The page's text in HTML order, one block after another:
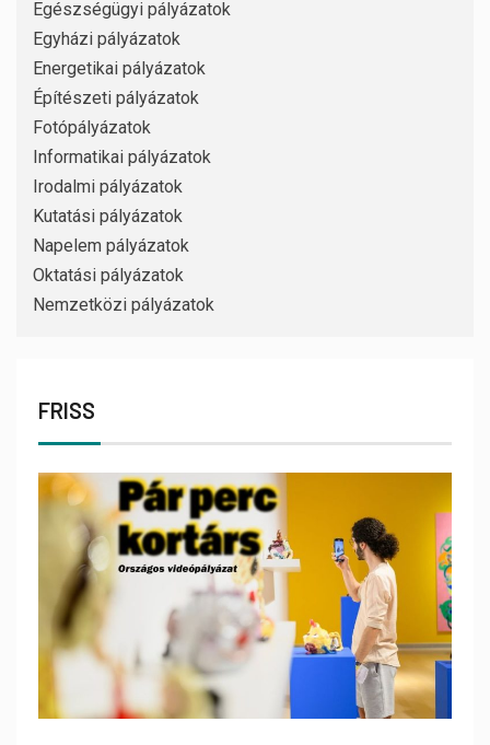
Egészségügyi pályázatok
Egyházi pályázatok
Energetikai pályázatok
Építészeti pályázatok
Fotópályázatok
Informatikai pályázatok
Irodalmi pályázatok
Kutatási pályázatok
Napelem pályázatok
Oktatási pályázatok
Nemzetközi pályázatok
FRISS